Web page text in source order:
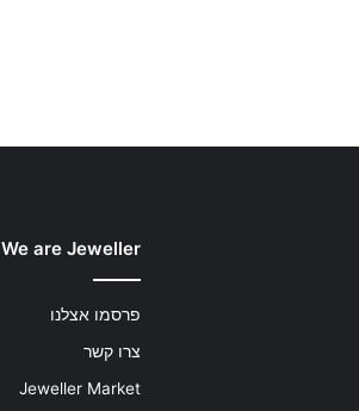
We are Jeweller
פרסמו אצלנו
צרו קשר
Jeweller Market